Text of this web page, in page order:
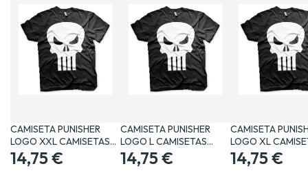
CAMISETA PUNISHER
LOGO XXL CAMISETAS
MANGA /…
14,75 €
CAMISETA PUNISHER
LOGO L CAMISETAS
MANGA /…
14,75 €
CAMISETA
LOGO XL
MANGA /…
14,75 €